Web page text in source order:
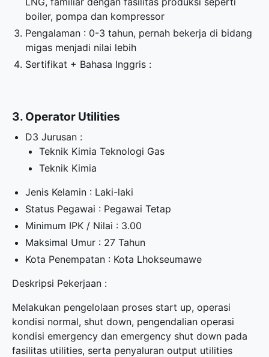
boiler, pompa dan kompressor
Pengalaman : 0-3 tahun, pernah bekerja di bidang
migas menjadi nilai lebih
Sertifikat + Bahasa Inggris :
3. Operator Utilities
D3 Jurusan :
Teknik Kimia Teknologi Gas
Teknik Kimia
Jenis Kelamin : Laki-laki
Status Pegawai : Pegawai Tetap
Minimum IPK / Nilai : 3.00
Maksimal Umur : 27 Tahun
Kota Penempatan : Kota Lhokseumawe
Deskripsi Pekerjaan :
Melakukan pengelolaan proses start up, operasi
kondisi normal, shut down, pengendalian operasi
kondisi emergency dan emergency shut down pada
fasilitas utilities, serta penyaluran output utilities